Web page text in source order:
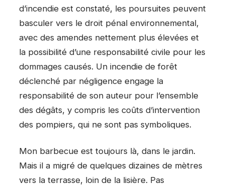
d’incendie est constaté, les poursuites peuvent
basculer vers le droit pénal environnemental,
avec des amendes nettement plus élevées et
la possibilité d’une responsabilité civile pour les
dommages causés. Un incendie de forêt
déclenché par négligence engage la
responsabilité de son auteur pour l’ensemble
des dégâts, y compris les coûts d’intervention
des pompiers, qui ne sont pas symboliques.
Mon barbecue est toujours là, dans le jardin.
Mais il a migré de quelques dizaines de mètres
vers la terrasse, loin de la lisière. Pas